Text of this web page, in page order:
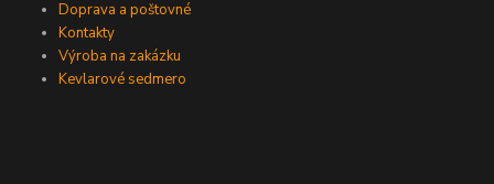
Doprava a poštovné
Kontakty
Výroba na zakázku
Kevlarové sedmero